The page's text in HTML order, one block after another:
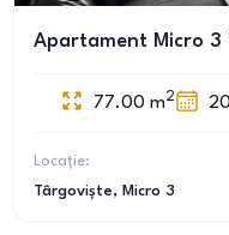
Apartament Micro 3
77.00 m2
Locație:
Târgoviște, Micro 3